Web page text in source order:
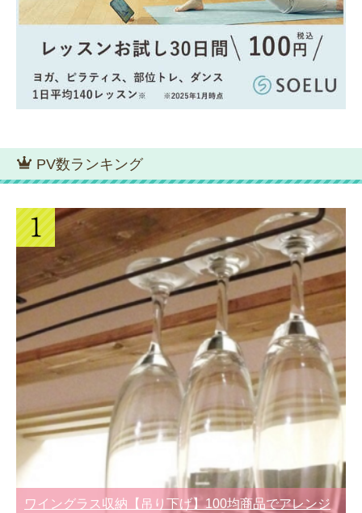
PV数ランキング
ワイングラス収納【吊り下げ】100均商品でアレンジ